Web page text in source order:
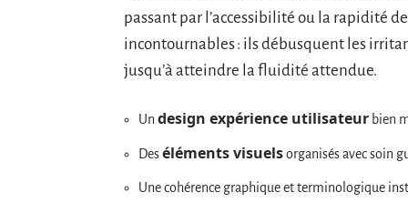
passant par l’accessibilité ou la rapidité
incontournables : ils débusquent les
jusqu’à atteindre la fluidité attendue.
Un design expérience utilisateur bien
Deséléments visuelsorganisés avec soin
Une cohérence graphique et terminologique